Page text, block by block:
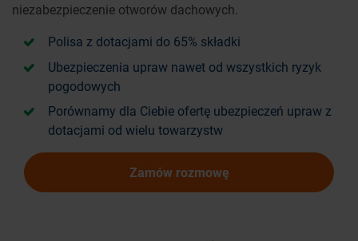
niezabezpieczenie otworów dachowych.
Polisa z dotacjami do 65% składki
Ubezpieczenia upraw nawet od wszystkich ryzyk
pogodowych
Porównamy dla Ciebie ofertę ubezpieczeń upraw z
dotacjami od wielu towarzystw
Zamów rozmowę